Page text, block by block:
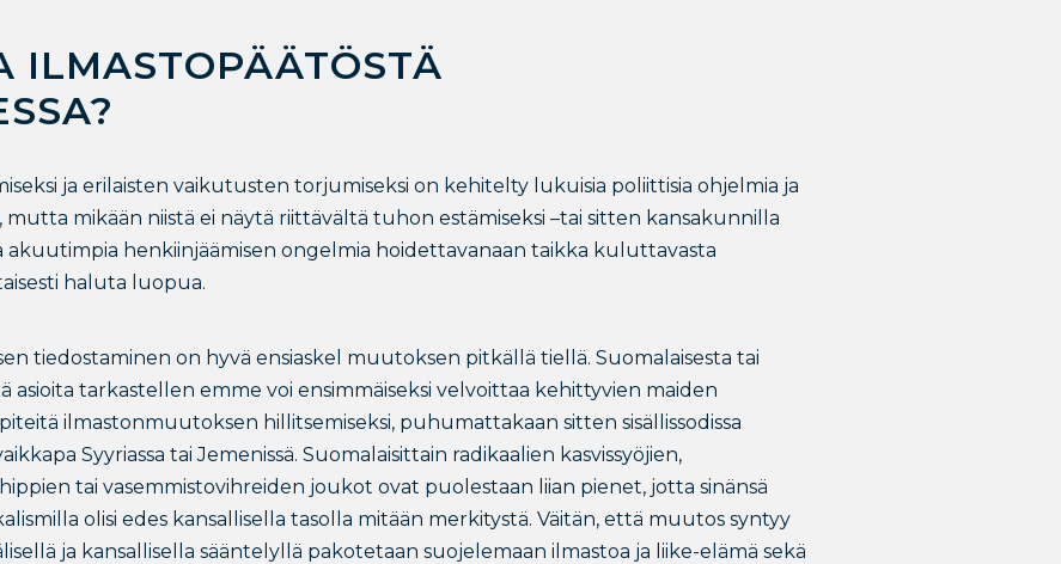
ILMASTOPÄÄTÖSTÄ
ja erilaisten vaikutusten torjumiseksi on kehitelty lukuisia poliittisia ohjelmia ja
mikään niistä ei näytä riittävältä tuhon estämiseksi –tai sitten kansakunnilla
akuutimpia henkiinjäämisen ongelmia hoidettavanaan taikka kuluttavasta
haluta luopua.
tiedostaminen on hyvä ensiaskel muutoksen pitkällä tiellä. Suomalaisesta tai
asioita tarkastellen emme voi ensimmäiseksi velvoittaa kehittyvien maiden
ilmastonmuutoksen hillitsemiseksi, puhumattakaan sitten sisällissodissa
Syyriassa tai Jemenissä. Suomalaisittain radikaalien kasvissyöjien,
tai vasemmistovihreiden joukot ovat puolestaan liian pienet, jotta sinänsä
olisi edes kansallisella tasolla mitään merkitystä. Väitän, että muutos syntyy
ja kansallisella sääntelyllä pakotetaan suojelemaan ilmastoa ja liike-elämä sekä